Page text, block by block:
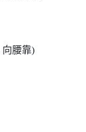
向腰靠)